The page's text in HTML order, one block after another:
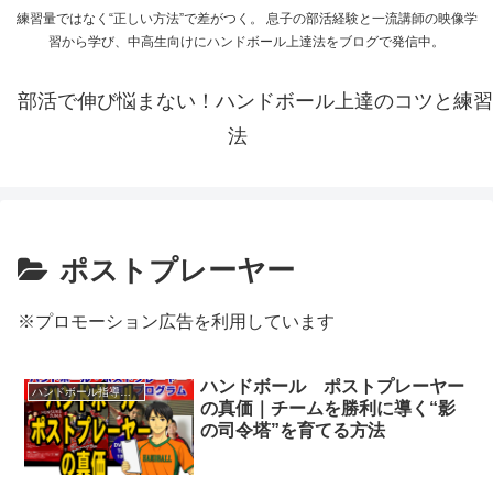
練習量ではなく“正しい方法”で差がつく。 息子の部活経験と一流講師の映像学
習から学び、中高生向けにハンドボール上達法をブログで発信中。
部活で伸び悩まない！ハンドボール上達のコツと練習
法
ポストプレーヤー
※プロモーション広告を利用しています
ハンドボール指導・練習法
ハンドボール ポストプレーヤー
の真価｜チームを勝利に導く“影
の司令塔”を育てる方法